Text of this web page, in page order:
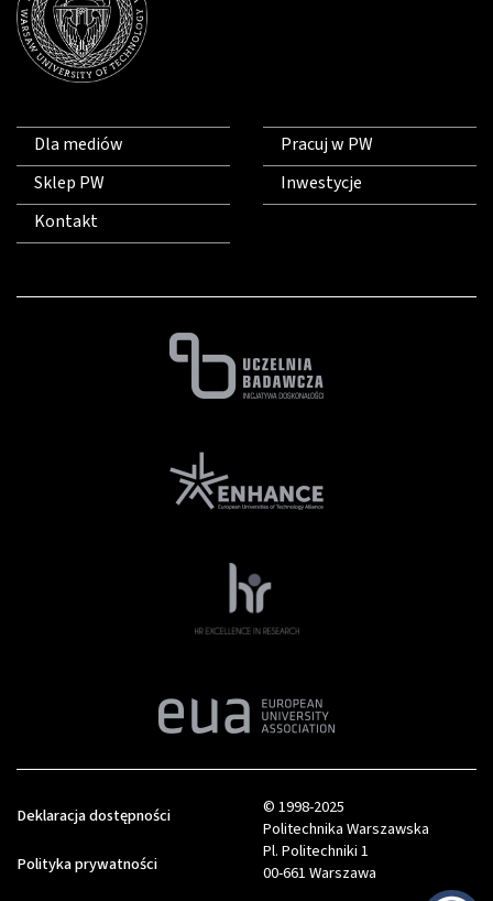
Dla mediów
Sklep PW
Kontakt
Pracuj w PW
Inwestycje
© 1998-2025
Politechnika Warszawska
Pl. Politechniki 1
00-661 Warszawa
Deklaracja dostępności
Polityka prywatności